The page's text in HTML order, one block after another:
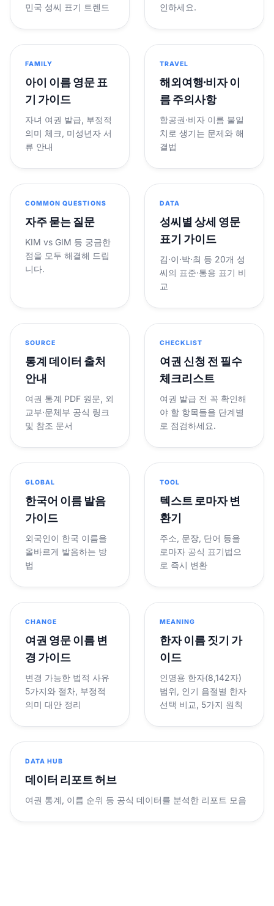
민국 성씨 표기 트렌드
인하세요.
FAMILY
아이 이름 영문 표
기 가이드
자녀 여권 발급, 부정적
의미 체크, 미성년자 서
류 안내
TRAVEL
해외여행·비자 이
름 주의사항
항공권·비자 이름 불일
치로 생기는 문제와 해
결법
COMMON QUESTIONS
자주 묻는 질문
KIM vs GIM 등 궁금한
점을 모두 해결해 드립
니다.
DATA
성씨별 상세 영문
표기 가이드
김·이·박·최 등 20개 성
씨의 표준·통용 표기 비
교
SOURCE
통계 데이터 출처
안내
여권 통계 PDF 원문, 외
교부·문체부 공식 링크
및 참조 문서
CHECKLIST
여권 신청 전 필수
체크리스트
여권 발급 전 꼭 확인해
야 할 항목들을 단계별
로 점검하세요.
GLOBAL
한국어 이름 발음
가이드
외국인이 한국 이름을
올바르게 발음하는 방
법
TOOL
텍스트 로마자 변
환기
주소, 문장, 단어 등을
로마자 공식 표기법으
로 즉시 변환
CHANGE
여권 영문 이름 변
경 가이드
변경 가능한 법적 사유
5가지와 절차, 부정적
의미 대안 정리
MEANING
한자 이름 짓기 가
이드
인명용 한자(8,142자)
범위, 인기 음절별 한자
선택 비교, 5가지 원칙
DATA HUB
데이터 리포트 허브
여권 통계, 이름 순위 등 공식 데이터를 분석한 리포트 모음